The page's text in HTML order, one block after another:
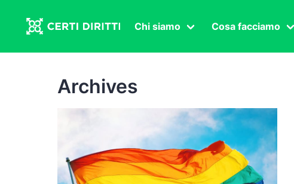
Chi siamo
Congressi
Cosa facciamo
Diritto di famiglia
Lavoro sessuale
Salute sessuale
Transnazionale
Archives